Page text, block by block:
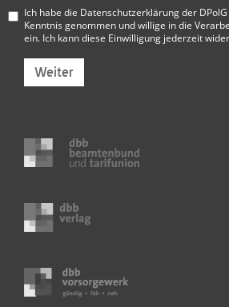
Ich habe die Datenschutzerklärung der
Kenntnis genommen und willige in die
ein. Ich kann diese Einwilligung jederzeit
Weiter